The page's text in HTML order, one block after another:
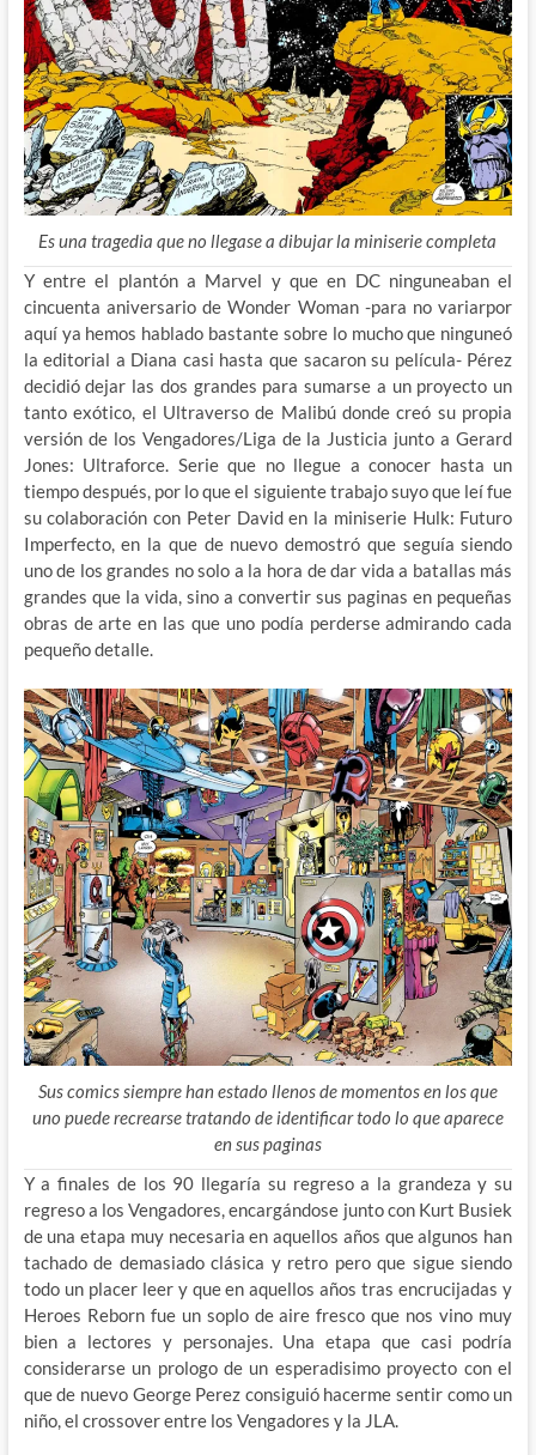
Es una tragedia que no llegase a dibujar la miniserie completa
Y entre el plantón a Marvel y que en DC ninguneaban el
cincuenta aniversario de Wonder Woman -para no variarpor
aquí ya hemos hablado bastante sobre lo mucho que ninguneó
la editorial a Diana casi hasta que sacaron su película- Pérez
decidió dejar las dos grandes para sumarse a un proyecto un
tanto exótico, el Ultraverso de Malibú donde creó su propia
versión de los Vengadores/Liga de la Justicia junto a Gerard
Jones: Ultraforce. Serie que no llegue a conocer hasta un
tiempo después, por lo que el siguiente trabajo suyo que leí fue
su colaboración con Peter David en la miniserie Hulk: Futuro
Imperfecto, en la que de nuevo demostró que seguía siendo
uno de los grandes no solo a la hora de dar vida a batallas más
grandes que la vida, sino a convertir sus paginas en pequeñas
obras de arte en las que uno podía perderse admirando cada
pequeño detalle.
Sus comics siempre han estado llenos de momentos en los que
uno puede recrearse tratando de identificar todo lo que aparece
en sus paginas
Y a finales de los 90 llegaría su regreso a la grandeza y su
regreso a los Vengadores, encargándose junto con Kurt Busiek
de una etapa muy necesaria en aquellos años que algunos han
tachado de demasiado clásica y retro pero que sigue siendo
todo un placer leer y que en aquellos años tras encrucijadas y
Heroes Reborn fue un soplo de aire fresco que nos vino muy
bien a lectores y personajes. Una etapa que casi podría
considerarse un prologo de un esperadisimo proyecto con el
que de nuevo George Perez consiguió hacerme sentir como un
niño, el crossover entre los Vengadores y la JLA.